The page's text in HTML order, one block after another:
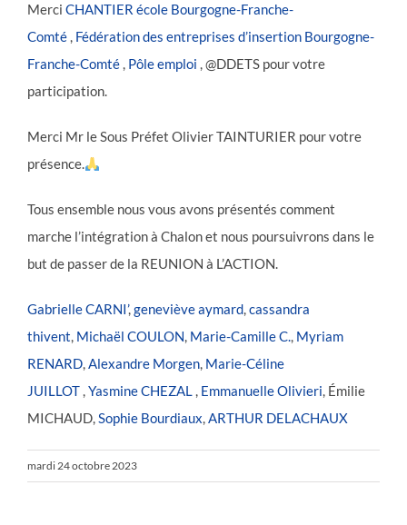
Merci CHANTIER école Bourgogne-Franche-
Comté , Fédération des entreprises d’insertion Bourgogne-
Franche-Comté , Pôle emploi , @DDETS pour votre
participation.
Merci Mr le Sous Préfet Olivier TAINTURIER pour votre
présence.
Tous ensemble nous vous avons présentés comment
marche l’intégration à Chalon et nous poursuivrons dans le
but de passer de la REUNION à L’ACTION.
Gabrielle CARNI’,geneviève aymard,cassandra
thivent, Michaël COULON, Marie-Camille C., Myriam
RENARD,Alexandre Morgen, Marie-Céline
JUILLOT ,Yasmine CHEZAL , Emmanuelle Olivieri, Émilie
MICHAUD,Sophie Bourdiaux,ARTHUR DELACHAUX
mardi 24 octobre 2023